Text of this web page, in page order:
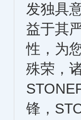
发独具
益于其
性，为
殊荣，
锋，